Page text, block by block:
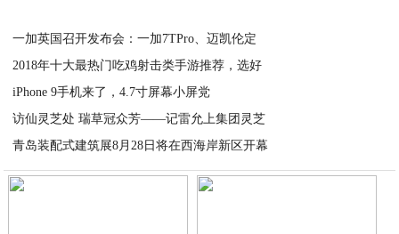
一加英国召开发布会：一加7TPro、迈凯伦定
2018年十大最热门吃鸡射击类手游推荐，选好
iPhone 9手机来了，4.7寸屏幕小屏党
访仙灵芝处 瑞草冠众芳——记雷允上集团灵芝
青岛装配式建筑展8月28日将在西海岸新区开幕
2020-07-16